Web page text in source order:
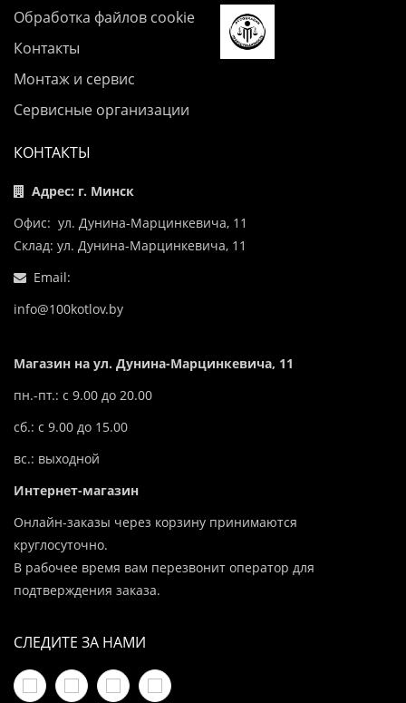
Обработка файлов cookie
Контакты
Монтаж и сервис
Сервисные организации
КОНТАКТЫ
Адрес: г. Минск
Офис: ул. Дунина-Марцинкевича, 11
Склад: ул. Дунина-Марцинкевича, 11
Email:
info@100kotlov.by
Магазин на ул. Дунина-Марцинкевича, 11
пн.-пт.: с 9.00 до 20.00
сб.: с 9.00 до 15.00
вс.: выходной
Интернет-магазин
Онлайн-заказы через корзину принимаются
круглосуточно.
В рабочее время вам перезвонит оператор для
подтверждения заказа.
СЛЕДИТЕ ЗА НАМИ